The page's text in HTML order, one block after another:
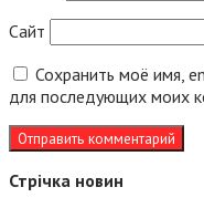
Сайт
Сохранить моё имя,
для последующих моих
Стрічка новин